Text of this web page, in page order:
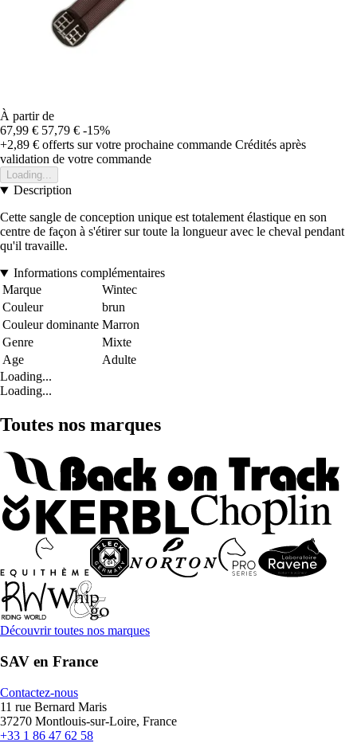
À partir de
67,99 € 57,79 € -15%
+2,89 € offerts sur votre prochaine commande Crédités après
validation de votre commande
Loading...
Description
Cette sangle de conception unique est totalement élastique en son
centre de façon à s'étirer sur toute la longueur avec le cheval pendant
qu'il travaille.
Informations complémentaires
Marque
Wintec
Couleur
brun
Couleur dominante Marron
Genre
Mixte
Age
Adulte
Loading...
Loading...
Toutes nos marques
Découvrir toutes nos marques
SAV en France
Contactez-nous
11 rue Bernard Maris
37270 Montlouis-sur-Loire, France
+33 1 86 47 62 58